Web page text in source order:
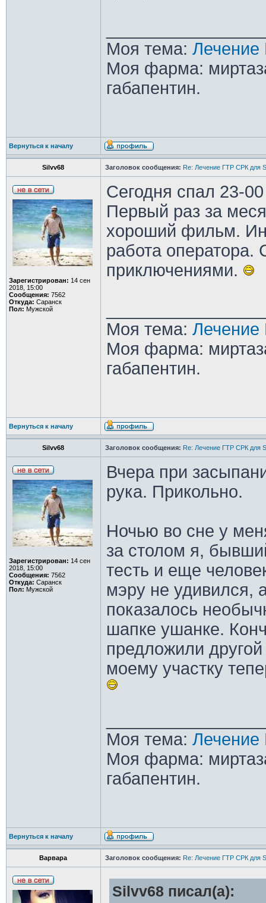
Моя тема:
Моя фарма:
габапентин.
Вернуться к началу
Silvv68 Заголовок сообщения: Re: Лечение ГТР СРК для
Зарегистрирован: 14 сен
2018, 15:00
Сообщения: 7562
Откуда: Саранск
Пол: Мужской
Сегодня спал 23-
Первый раз за
хороший фильм.
работа
приключениями.
Моя тема:
Моя фарма:
габапентин.
Вернуться к началу
Silvv68 Заголовок сообщения: Re: Лечение ГТР СРК для
Зарегистрирован: 14 сен
2018, 15:00
Сообщения: 7562
Откуда: Саранск
Пол: Мужской
Вчера при
рука. Прикольно.
Ночью во сне у
за столом я,
тесть и еще
мэру не удивился,
показалось
шапке ушанке.
предложили
моему участку
Моя тема:
Моя фарма:
габапентин.
Вернуться к началу
Варвара Заголовок сообщения: Re: Лечение ГТР СРК для
Silvv68 писал(а):